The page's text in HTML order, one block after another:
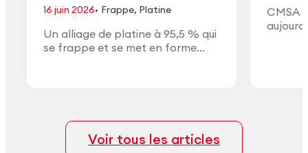
16 juin 2026· Frappe, Platine
Un alliage de platine à 95,5 % qui
se frappe et se met en forme
CMSA
Voir tous les articles